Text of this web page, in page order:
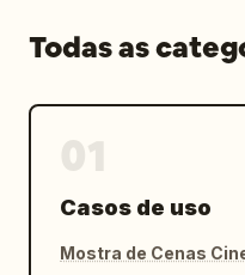
Todas as
Casos de uso
Mostra de Cenas